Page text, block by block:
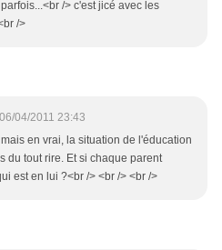
/> c'est jicé avec les
/>
06/04/2011 23:43
en vrai, la situation de l'éducation
du tout rire. Et si chaque parent
est en lui ?<br /> <br /> <br />